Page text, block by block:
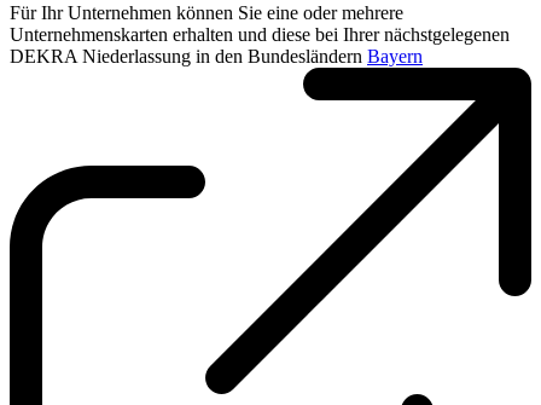
Für Ihr Unternehmen können Sie eine oder mehrere
Unternehmenskarten erhalten und diese bei Ihrer nächstgelegenen
DEKRA Niederlassung in den Bundesländern Bayern